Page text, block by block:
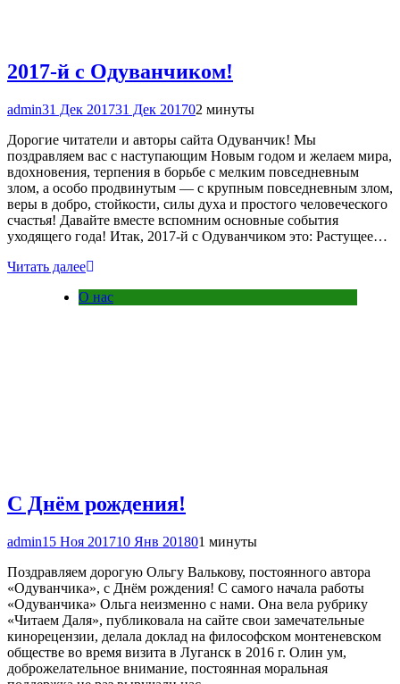
2017-й с Одуванчиком!
admin31 Дек 201731 Дек 201702 минуты
Дорогие читатели и авторы сайта Одуванчик! Мы
поздравляем вас с наступающим Новым годом и желаем мира,
вдохновения, терпения в борьбе с мелким повседневным
злом, а особо продвинутым — с крупным повседневным злом,
веры в добро, стойкости, силы духа и простого человеческого
счастья! Давайте вместе вспомним основные события
уходящего года! Итак, 2017-й с Одуванчиком это: Растущее…
Читать далее
О нас
С Днём рождения!
admin15 Ноя 201710 Янв 201801 минуты
Поздравляем дорогую Ольгу Валькову, постоянного автора
«Одуванчика», с Днём рождения! С самого начала работы
«Одуванчика» Ольга неизменно с нами. Она вела рубрику
«Читаем Даля», публиковала на сайте свои замечательные
кинорецензии, делала доклад на философском монтеневском
обществе во время визита в Луганск в 2016 г. Олин ум,
доброжелательное внимание, постоянная моральная